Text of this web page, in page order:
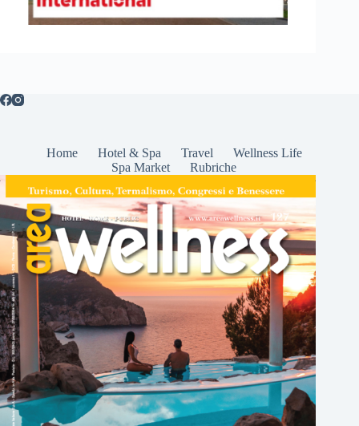
Home Hotel & Spa Travel
Wellness Life
Spa Market
Rubriche